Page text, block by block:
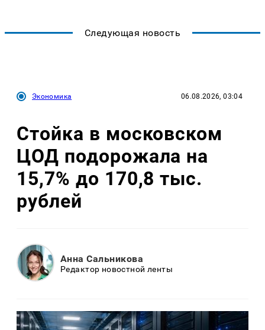
Следующая новость
Экономика 06.08.2026, 03:04
Стойка в московском
ЦОД подорожала на
15,7% до 170,8 тыс.
рублей
Анна Сальникова
Редактор новостной ленты